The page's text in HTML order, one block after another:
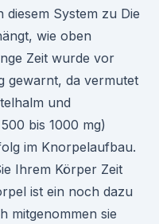
diesem System zu Die
wie oben
Zeit wurde vor
gewarnt, da vermutet
und
bis 1000 mg)
im Knorpelaufbau.
Ihrem Körper Zeit
ist ein noch dazu
mitgenommen sie